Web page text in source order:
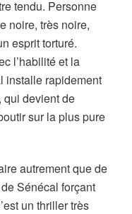
tendu. Personne
noire, très noire,
esprit torturé.
l’habilité et la
installe rapidement
qui devient de
sur la plus pure
autrement que de
Sénécal forçant
un thriller très